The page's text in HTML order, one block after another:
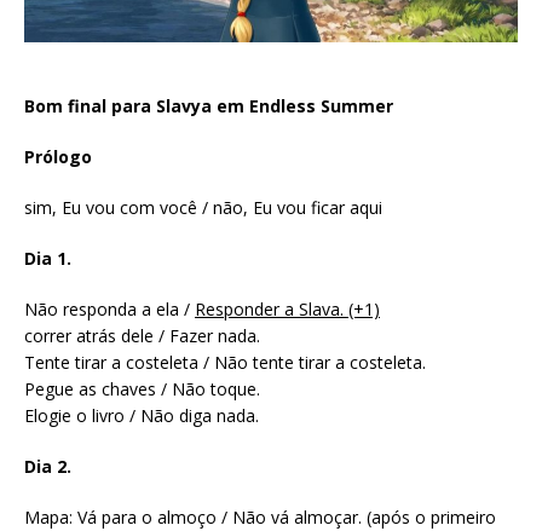
Bom final para Slavya em Endless Summer
Prólogo
sim, Eu vou com você / não, Eu vou ficar aqui
Dia 1.
Não responda a ela / Responder a Slava. (+1)
correr atrás dele / Fazer nada.
Tente tirar a costeleta / Não tente tirar a costeleta.
Pegue as chaves / Não toque.
Elogie o livro / Não diga nada.
Dia 2.
Mapa: Vá para o almoço / Não vá almoçar. (após o primeiro